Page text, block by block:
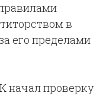
в
его пределами
начал проверку